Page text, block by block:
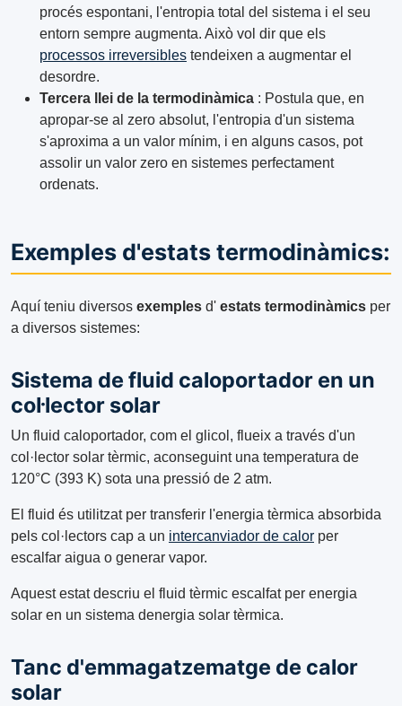
procés espontani, l'entropia total del sistema i el seu
entorn sempre augmenta. Això vol dir que els
processos irreversibles tendeixen a augmentar el
desordre.
Tercera llei de la termodinàmica : Postula que, en
apropar-se al zero absolut, l'entropia d'un sistema
s'aproxima a un valor mínim, i en alguns casos, pot
assolir un valor zero en sistemes perfectament
ordenats.
Exemples d'estats termodinàmics:
Aquí teniu diversos exemples d' estats termodinàmics per
a diversos sistemes:
Sistema de fluid caloportador en un
col·lector solar
Un fluid caloportador, com el glicol, flueix a través d'un
col·lector solar tèrmic, aconseguint una temperatura de
120°C (393 K) sota una pressió de 2 atm.
El fluid és utilitzat per transferir l'energia tèrmica absorbida
pels col·lectors cap a un intercanviador de calor per
escalfar aigua o generar vapor.
Aquest estat descriu el fluid tèrmic escalfat per energia
solar en un sistema denergia solar tèrmica.
Tanc d'emmagatzematge de calor
solar